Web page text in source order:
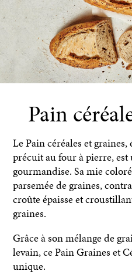
Pain
Le Pain céréales et
précuit au four à pierre, est
gourmandise. Sa mie
parsemée de graines,
croûte épaisse et
graines.
Grâce à son mélange de
levain, ce Pain Graines et
unique.